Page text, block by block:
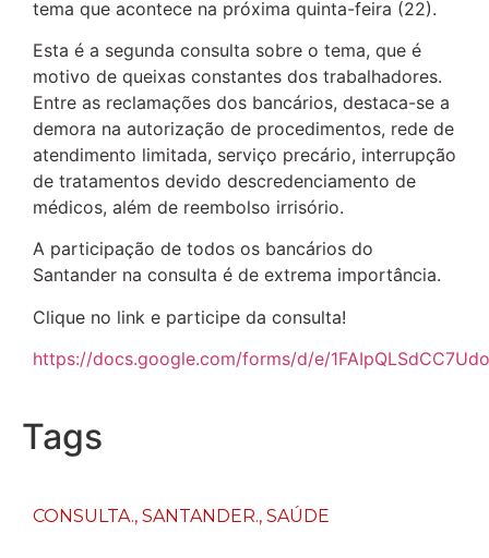
tema que acontece na próxima quinta-feira (22).
Esta é a segunda consulta sobre o tema, que é
motivo de queixas constantes dos trabalhadores.
Entre as reclamações dos bancários, destaca-se a
demora na autorização de procedimentos, rede de
atendimento limitada, serviço precário, interrupção
de tratamentos devido descredenciamento de
médicos, além de reembolso irrisório.
A participação de todos os bancários do
Santander na consulta é de extrema importância.
Clique no link e participe da consulta!
https://docs.google.com/forms/d/e/
Tags
CONSULTA., SANTANDER., SAÚDE